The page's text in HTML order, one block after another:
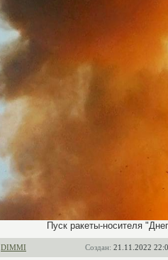
Пуск ракеты-носителя
DIMMI Создан: 21.11.2022